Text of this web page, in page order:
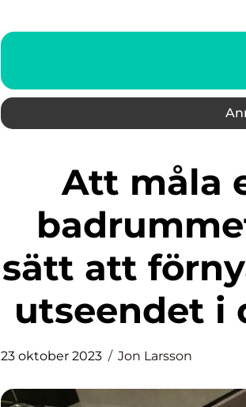
Att måla en plastmatta i
sätt att
utseendet i
23 oktober 2023 Jon Larsson